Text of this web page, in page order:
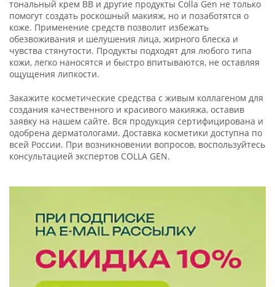
тональный крем BB и другие продукты Colla Gen не только
помогут создать роскошный макияж, но и позаботятся о
коже. Применение средств позволит избежать
обезвоживания и шелушения лица, жирного блеска и
чувства стянутости. Продукты подходят для любого типа
кожи, легко наносятся и быстро впитываются, не оставляя
ощущения липкости.
Закажите косметические средства с живым коллагеном для
создания качественного и красивого макияжа, оставив
заявку на нашем сайте. Вся продукция сертифицирована и
одобрена дерматологами. Доставка косметики доступна по
всей России. При возникновении вопросов, воспользуйтесь
консультацией экспертов COLLA GEN.